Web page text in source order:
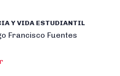
Y VIDA ESTUDIANTIL
Francisco Fuentes